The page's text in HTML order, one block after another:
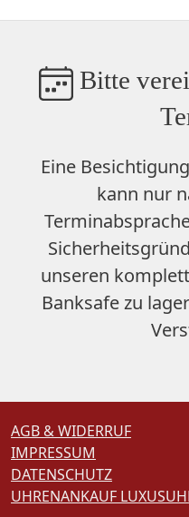
Bitte
Eine
kann nur
unseren
Banksafe zu
AGB & WIDERRUF
IMPRESSUM
DATENSCHUTZ
UHRENANKAUF